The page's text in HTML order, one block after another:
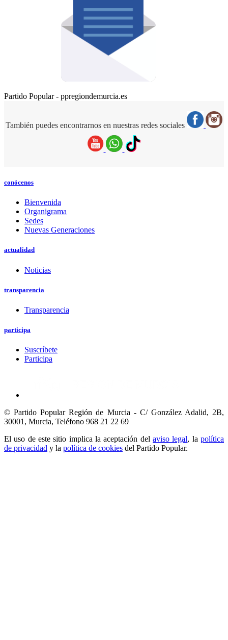
Partido Popular - ppregiondemurcia.es
También puedes encontrarnos en nuestras redes sociales
conócenos
Bienvenida
Organigrama
Sedes
Nuevas Generaciones
actualidad
Noticias
transparencia
Transparencia
participa
Suscríbete
Participa
© Partido Popular Región de Murcia - C/ González Adalid, 2B,
30001, Murcia, Teléfono 968 21 22 69
El uso de este sitio implica la aceptación del aviso legal, lapolítica
de privacidad y la política de cookies del Partido Popular.